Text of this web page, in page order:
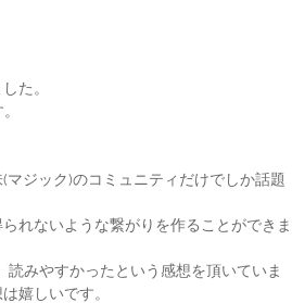
た。
ジック)のコミュニティだけでしか話題
れないような繋がりを作ることができま
みやすかったという感想を頂いていま
嬉しいです。